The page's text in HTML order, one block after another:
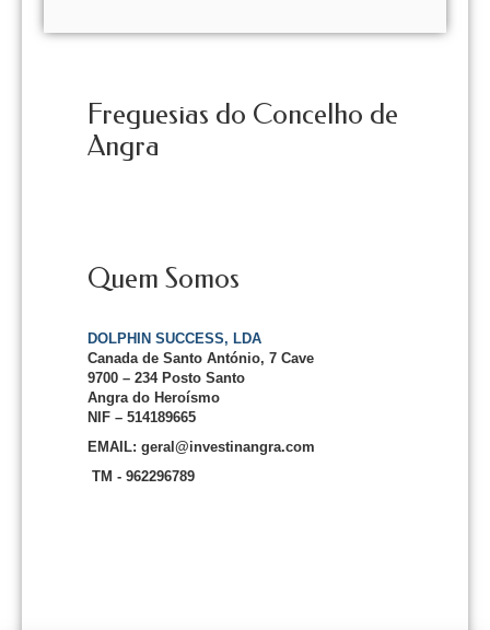
Freguesias do Concelho de
Angra
Quem Somos
DOLPHIN SUCCESS, LDA
Canada de Santo António, 7 Cave
9700 – 234 Posto Santo
Angra do Heroísmo
NIF – 514189665
EMAIL: geral@investinangra.com
TM - 962296789